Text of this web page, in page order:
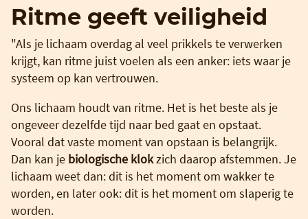
Ritme geeft veiligheid
"Als je lichaam overdag al veel prikkels te verwerken
krijgt, kan ritme juist voelen als een anker: iets waar je
systeem op kan vertrouwen.
Ons lichaam houdt van ritme. Het is het beste als je
ongeveer dezelfde tijd naar bed gaat en opstaat.
Vooral dat vaste moment van opstaan is belangrijk.
Dan kan je biologische klokzich daarop afstemmen. Je
lichaam weet dan: dit is het moment om wakker te
worden, en later ook: dit is het moment om slaperig te
worden.